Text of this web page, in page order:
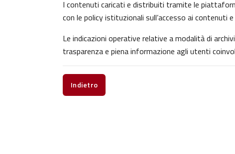
I contenuti caricati e distribuiti tramite le
con le policy istituzionali sull’accesso ai contenuti
Le indicazioni operative relative a modalità di
trasparenza e piena informazione agli utenti
Indietro